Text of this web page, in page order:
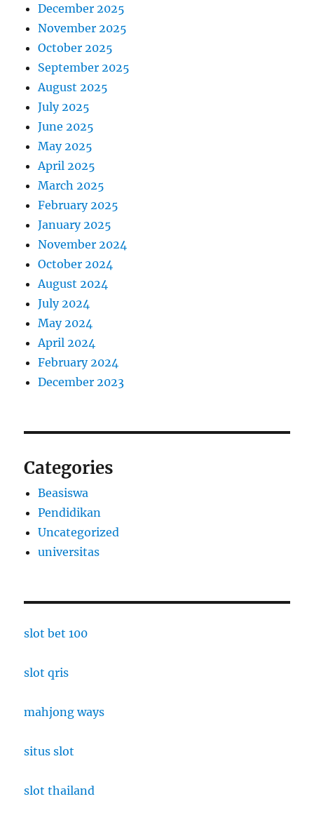
December 2025
November 2025
October 2025
September 2025
August 2025
July 2025
June 2025
May 2025
April 2025
March 2025
February 2025
January 2025
November 2024
October 2024
August 2024
July 2024
May 2024
April 2024
February 2024
December 2023
Categories
Beasiswa
Pendidikan
Uncategorized
universitas
slot bet 100
slot qris
mahjong ways
situs slot
slot thailand